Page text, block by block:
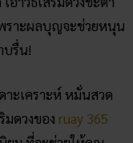
ให้แล้ว! คลิกไปอ่าน
มาธิเพิ่มพลังปัญญา